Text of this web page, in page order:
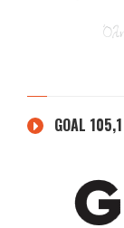
GOAL 105,1